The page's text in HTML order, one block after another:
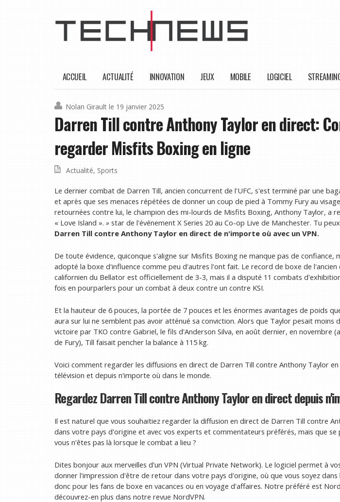
ACCUEIL ACTUALITÉ INNOVATION JEUX MOBILE LOGICIEL
Nolan Girault le 19 janvier 2025
Darren Till contre Anthony Taylor en direct:
regarder Misfits Boxing en ligne
Actualité, Sports
Le dernier combat de Darren Till, ancien concurrent de l'UFC, s'est terminé par une
et après que ses menaces répétées de donner un coup de pied à Tommy Fury au
retournées contre lui, le champion des mi-lourds de Misfits Boxing, Anthony Taylor, a
« Love Island ». » star de l'événement X Series 20 au Co-op Live de Manchester. Tu peux
Darren Till contre Anthony Taylor en direct de n'importe où avec un VPN.
De toute évidence, quiconque s'aligne sur Misfits Boxing ne manque pas de confiance,
adopté la boxe d'influence comme peu d'autres l'ont fait. Le record de boxe de
californien du Bellator est officiellement de 3-3, mais il a disputé 11 combats
fois en pourparlers pour un combat à deux contre un contre KSI.
Et la hauteur de 6 pouces, la portée de 7 pouces et les énormes avantages de poids
aura sur lui ne semblent pas avoir atténué sa conviction. Alors que Taylor pesait moins
victoire par TKO contre Gabriel, le fils d'Anderson Silva, en août dernier, en novembre
de Fury), Till faisait pencher la balance à 115 kg.
Voici comment regarder les diffusions en direct de Darren Till contre Anthony Taylor en
télévision et depuis n'importe où dans le monde.
Regardez Darren Till contre Anthony Taylor en direct depuis
Il est naturel que vous souhaitiez regarder la diffusion en direct de Darren Till contre
dans votre pays d'origine et avec vos experts et commentateurs préférés, mais que se
vous n'êtes pas là lorsque le combat a lieu ?
Dites bonjour aux merveilles d'un VPN (Virtual Private Network). Le logiciel permet à
donner l'impression d'être de retour dans votre pays d'origine, où que vous soyez dans
donc pour les fans de boxe en vacances ou en voyage d'affaires. Notre préféré est
découvrez-en plus dans notre revue NordVPN.